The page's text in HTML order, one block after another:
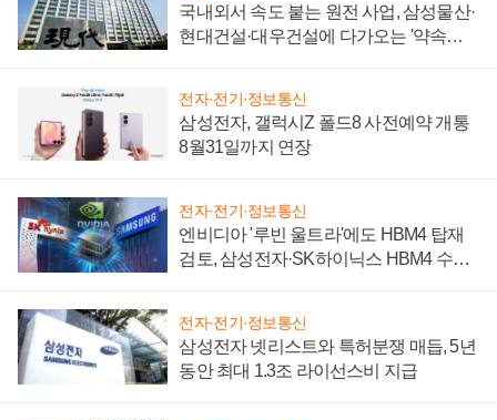
국내외서 속도 붙는 원전 사업, 삼성물산·
현대건설·대우건설에 다가오는 '약속의
전자·전기·정보통신
삼성전자, 갤럭시Z 폴드8 사전예약 개통
8월31일까지 연장
전자·전기·정보통신
엔비디아 '루빈 울트라'에도 HBM4 탑재
검토, 삼성전자·SK하이닉스 HBM4 수율
전자·전기·정보통신
삼성전자 넷리스트와 특허분쟁 매듭, 5년
동안 최대 1.3조 라이선스비 지급